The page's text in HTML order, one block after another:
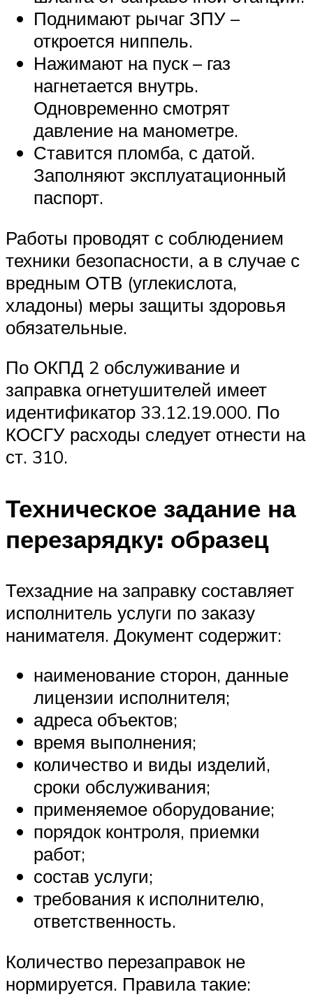
Поднимают рычаг ЗПУ –
откроется ниппель.
Нажимают на пуск – газ
нагнетается внутрь.
Одновременно смотрят
давление на манометре.
Ставится пломба, с датой.
Заполняют эксплуатационный
паспорт.
Работы проводят с соблюдением
техники безопасности, а в случае с
вредным ОТВ (углекислота,
хладоны) меры защиты здоровья
обязательные.
По ОКПД 2 обслуживание и
заправка огнетушителей имеет
идентификатор 33.12.19.000. По
КОСГУ расходы следует отнести на
ст. 310.
Техническое задание на
перезарядку: образец
Техзадние на заправку составляет
исполнитель услуги по заказу
нанимателя. Документ содержит:
наименование сторон, данные
лицензии исполнителя;
адреса объектов;
время выполнения;
количество и виды изделий,
сроки обслуживания;
применяемое оборудование;
порядок контроля, приемки
работ;
состав услуги;
требования к исполнителю,
ответственность.
Количество перезаправок не
нормируется. Правила такие: